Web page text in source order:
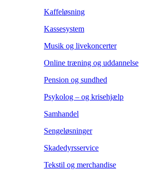
Kaffeløsning
Kassesystem
Musik og livekoncerter
Online træning og uddannelse
Pension og sundhed
Psykolog – og krisehjælp
Samhandel
Sengeløsninger
Skadedyrsservice
Tekstil og merchandise